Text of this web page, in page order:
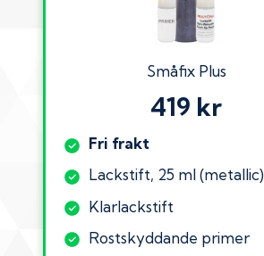
Småfix Plus
419 kr
Fri frakt
Lackstift, 25 ml (metallic)
Klarlackstift
Rostskyddande primer